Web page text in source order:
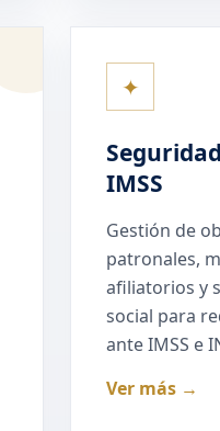
✦
IMSS
Gestión de
patronales,
afiliatorios y
social para
ante IMSS e
Ver más →